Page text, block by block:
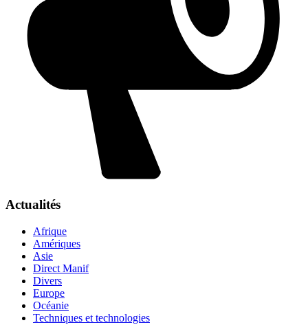
Actualités
Afrique
Amériques
Asie
Direct Manif
Divers
Europe
Océanie
Techniques et technologies